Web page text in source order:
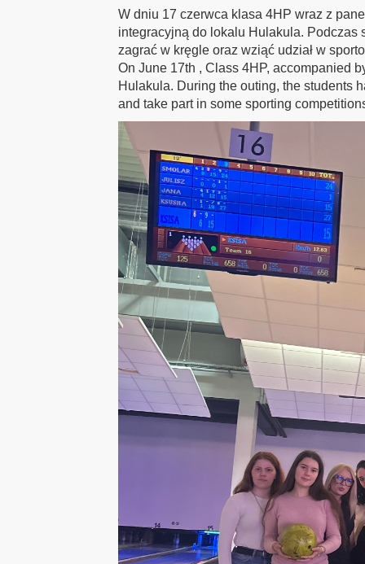
W dniu 17 czerwca klasa 4HP wraz z
integracyjną do lokalu Hulakula.
zagrać w kręgle oraz wziąć udział w
On June 17th , Class 4HP, accompanied
Hulakula. During the outing, the students
and take part in some sporting